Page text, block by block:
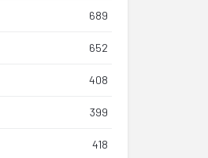
689
652
408
399
418